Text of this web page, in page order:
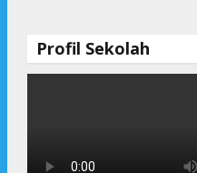
Profil Sekolah